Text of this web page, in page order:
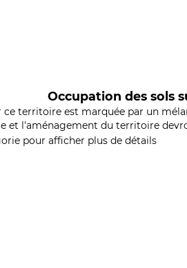
Occupation des sols
ce territoire est marquée par un
et l'aménagement du territoire
pour afficher plus de détails